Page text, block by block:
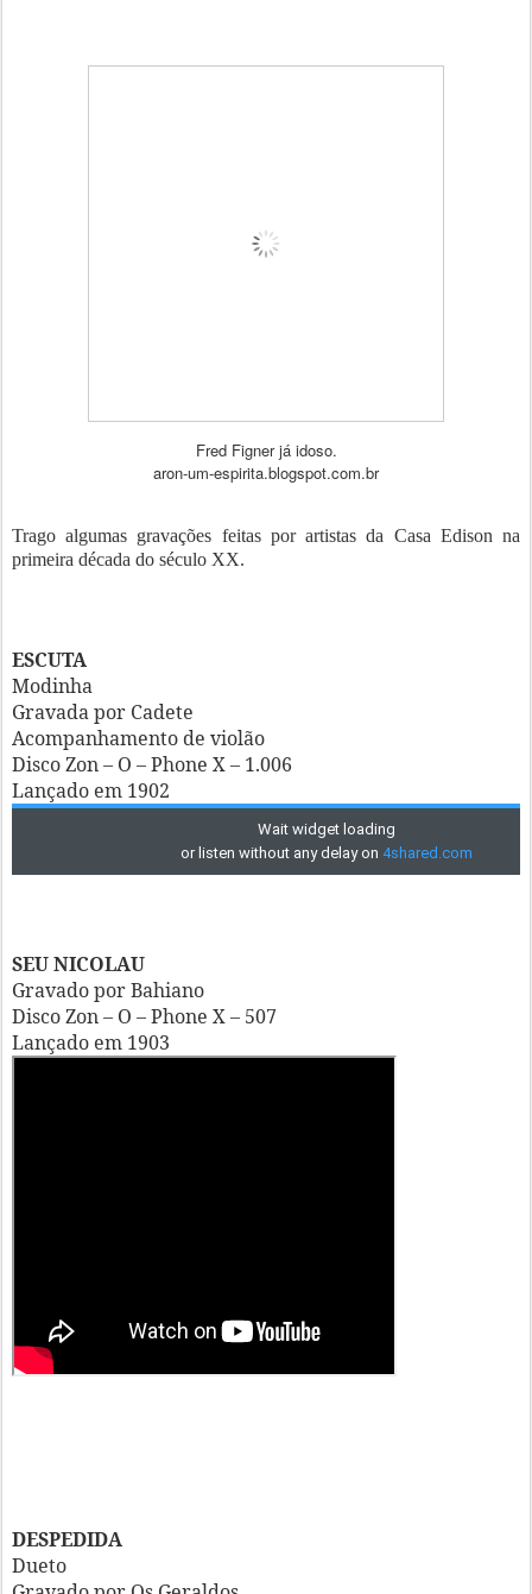
Fred Figner já idoso.
aron-um-espirita.blogspot.com.br
Trago algumas gravações feitas por artistas da Casa Edison na
primeira década do século XX.
ESCUTA
Modinha
Gravada por Cadete
Acompanhamento de violão
Disco Zon – O – Phone X – 1.006
Lançado em 1902
SEU NICOLAU
Gravado por Bahiano
Disco Zon – O – Phone X – 507
Lançado em 1903
DESPEDIDA
Dueto